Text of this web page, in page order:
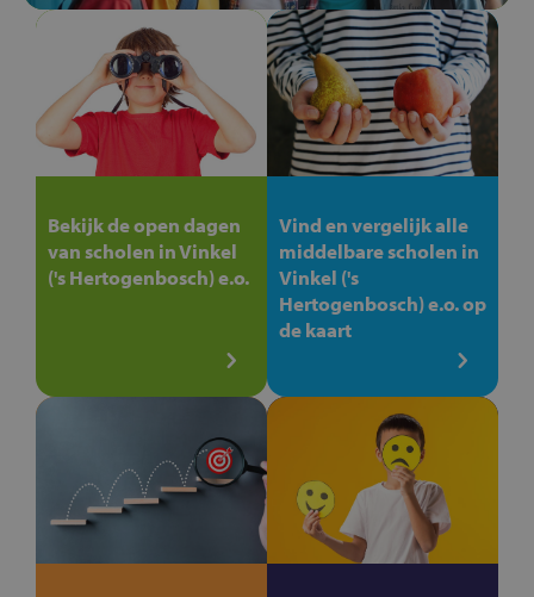
Bekijk de open dagen
van scholen in Vinkel
('s Hertogenbosch) e.o.
Vind en vergelijk alle
middelbare scholen in
Vinkel ('s
Hertogenbosch) e.o. op
de kaart